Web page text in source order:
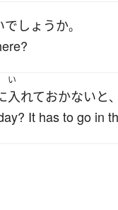
でしょうか。
い
入れておかないと、
It has to go in